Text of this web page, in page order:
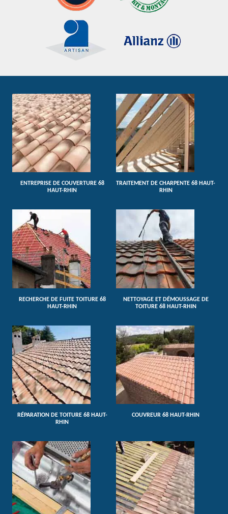
ENTREPRISE DE COUVERTURE 68
HAUT-RHIN
TRAITEMENT DE CHARPENTE 68 HAUT-
RHIN
RECHERCHE DE FUITE TOITURE 68
HAUT-RHIN
NETTOYAGE ET DÉMOUSSAGE DE
TOITURE 68 HAUT-RHIN
RÉPARATION DE TOITURE 68 HAUT-
RHIN
COUVREUR 68 HAUT-RHIN